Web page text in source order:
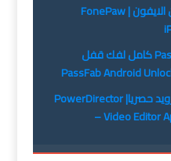
برنامج استعادة المحذوفات من الايفون | FonePaw
برنامج PassFab iPhone Unlocker كامل لفك قفل
تطبيق التعديل و المونتاج للأندرويد حصريا| PowerDirector
– Video Editor